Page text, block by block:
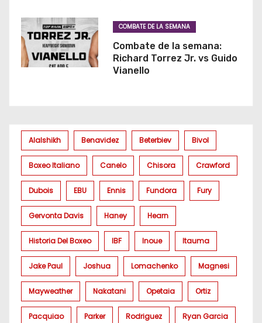
COMBATE DE LA SEMANA
Combate de la semana:
Richard Torrez Jr. vs Guido
Vianello
Alalshikh Benavidez Beterbiev Bivol
Boxeo Italiano Canelo Chisora Crawford
Dubois EBU Ennis Fundora Fury
Gervonta Davis Haney Hearn
Historia Del Boxeo IBF Inoue Itauma
Jake Paul Joshua Lomachenko Magnesi
Mayweather Nakatani Opetaia Ortiz
Pacquiao Parker Rodriguez Ryan Garcia